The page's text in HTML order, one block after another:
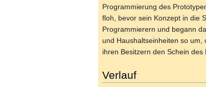
Programmierung des
floh, bevor sein Konzept in die
Programmierern und begann
und Haushaltseinheiten so
ihren Besitzern den Schein des
Verlauf